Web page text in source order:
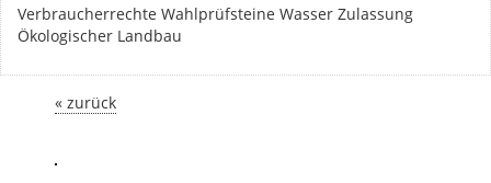
Verbraucherrechte Wahlprüfsteine Wasser Zulassung
Ökologischer Landbau
« zurück